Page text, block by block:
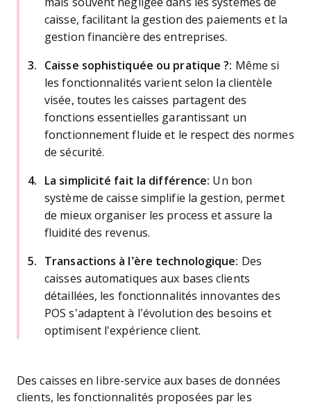
mais souvent négligée dans les systèmes de
caisse, facilitant la gestion des paiements et la
gestion financière des entreprises.
Caisse sophistiquée ou pratique ?: Même si
les fonctionnalités varient selon la clientèle
visée, toutes les caisses partagent des
fonctions essentielles garantissant un
fonctionnement fluide et le respect des normes
de sécurité.
La simplicité fait la différence: Un bon
système de caisse simplifie la gestion, permet
de mieux organiser les process et assure la
fluidité des revenus.
Transactions à l’ère technologique: Des
caisses automatiques aux bases clients
détaillées, les fonctionnalités innovantes des
POS s’adaptent à l’évolution des besoins et
optimisent l'expérience client.
Des caisses en libre-service aux bases de données
clients, les fonctionnalités proposées par les